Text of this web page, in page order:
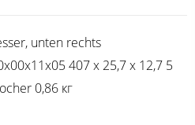
unten rechts
407 x 25,7 x 12,7 5
0,86 кг